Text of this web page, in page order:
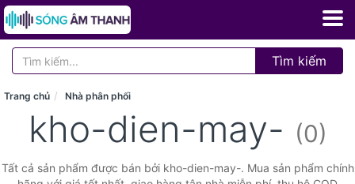
Tìm kiếm
Trang chủ Nhà phân phối
kho-dien-may- (0)
Tất cả sản phẩm được bán bởi kho-dien-may-. Mua sản phẩm chính